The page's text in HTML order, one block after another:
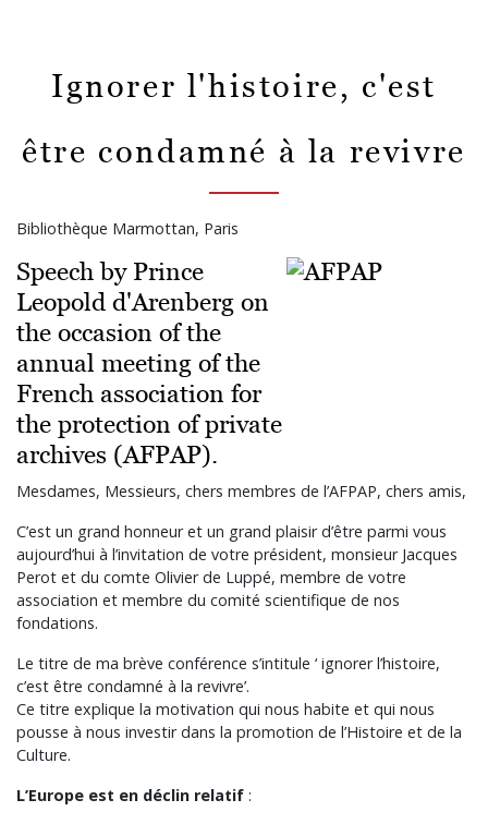
Ignorer l'histoire, c'est
être condamné à la revivre
Bibliothèque Marmottan, Paris
Speech by Prince
Leopold d'Arenberg on
the occasion of the
annual meeting of the
French association for
the protection of private
archives (AFPAP).
Mesdames, Messieurs, chers membres de l’AFPAP, chers amis,
C’est un grand honneur et un grand plaisir d’être parmi vous
aujourd’hui à l’invitation de votre président, monsieur Jacques
Perot et du comte Olivier de Luppé, membre de votre
association et membre du comité scientifique de nos
fondations.
Le titre de ma brève conférence s’intitule ‘ ignorer l’histoire,
c’est être condamné à la revivre’.
Ce titre explique la motivation qui nous habite et qui nous
pousse à nous investir dans la promotion de l’Histoire et de la
Culture.
L’Europe est en déclin relatif :